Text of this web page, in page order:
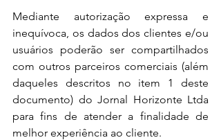
Mediante autorização expressa e
inequívoca, os dados dos clientes e/ou
usuários poderão ser compartilhados
com outros parceiros comerciais (além
daqueles descritos no item 1 deste
documento) do Jornal Horizonte Ltda
para fins de atender a finalidade de
melhor experiência ao cliente.